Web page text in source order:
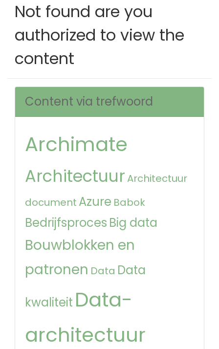
Not found are you
authorized to view the
content
Content via trefwoord
Archimate
Architectuur Architectuur
document Azure Babok
Bedrijfsproces Big data
Bouwblokken en
patronen Data Data
kwaliteit Data-
architectuur